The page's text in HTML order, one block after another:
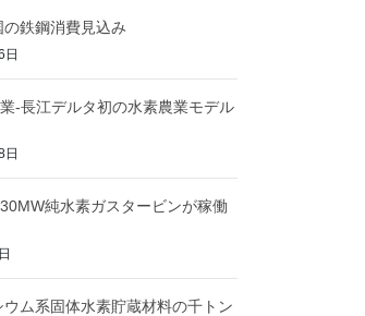
鉄鋼消費見込み
日
‐長江デルタ初の水素農業モデル
日
純水素ガスタービンが稼働
ム系固体水素貯蔵材料の千トン